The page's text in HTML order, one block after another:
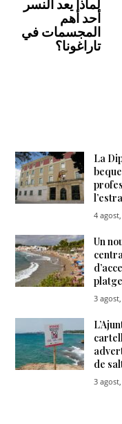
لماذا يعد النسر
أحد أهم
المجسمات في
تاراغونا؟